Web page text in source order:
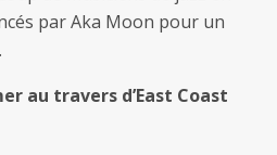
par Aka Moon pour un
au travers d’East Coast